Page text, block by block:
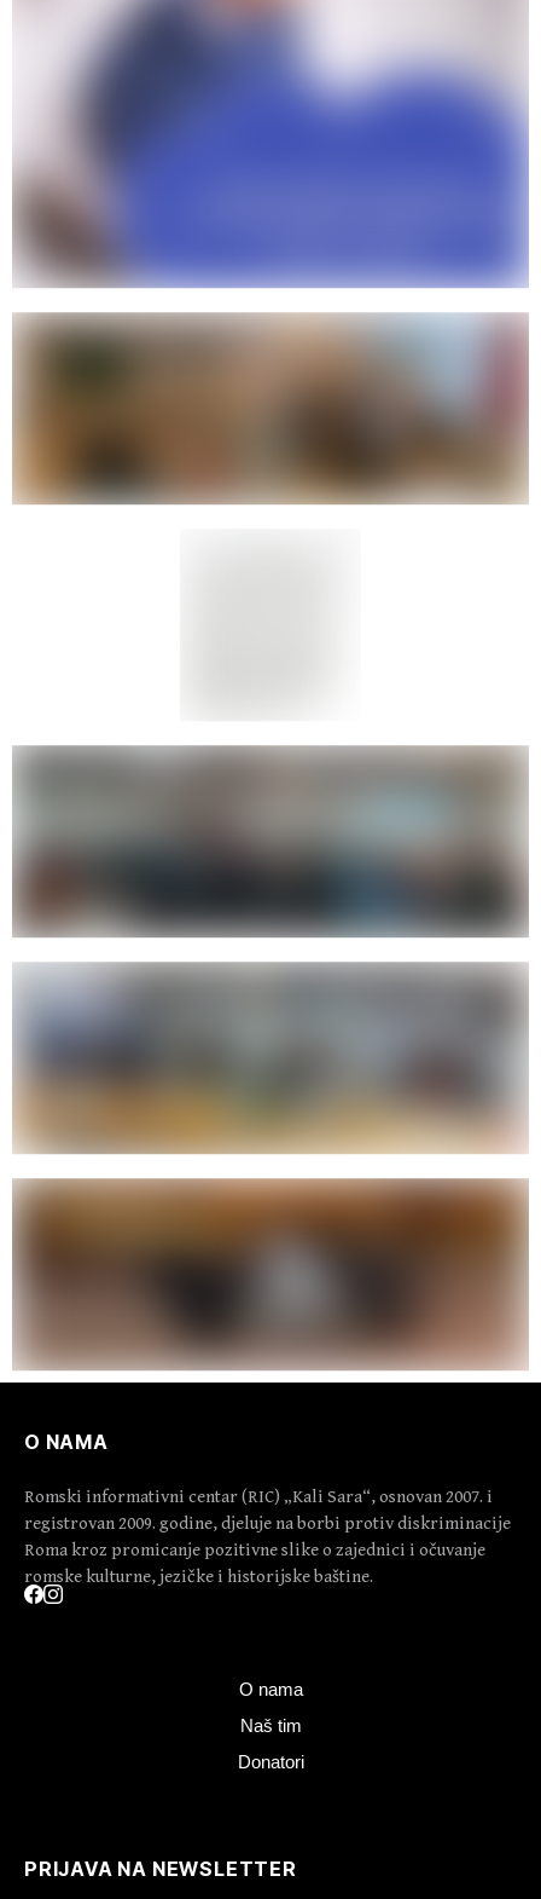
O NAMA
Romski informativni centar (RIC) „Kali Sara“, osnovan 2007. i
registrovan 2009. godine, djeluje na borbi protiv diskriminacije
Roma kroz promicanje pozitivne slike o zajednici i očuvanje
romske kulturne, jezičke i historijske baštine.
O nama
Naš tim
Donatori
PRIJAVA NA NEWSLETTER